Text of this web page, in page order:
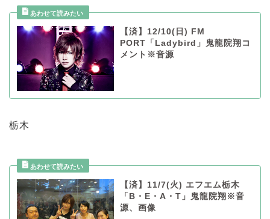
【済】12/10(日) FM
PORT「Ladybird」鬼龍院翔コ
メント※音源
栃木
【済】11/7(火) エフエム栃木
「B・E・A・T」鬼龍院翔※音
源、画像